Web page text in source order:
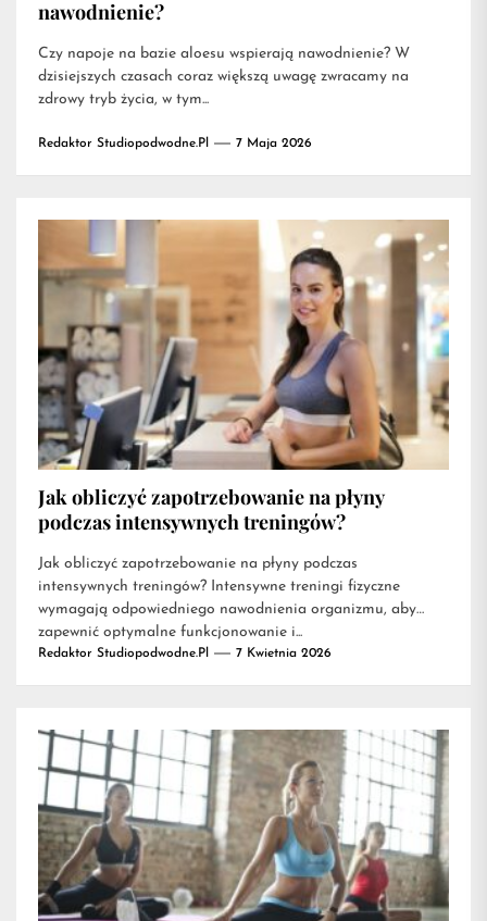
nawodnienie?
Czy napoje na bazie aloesu wspierają nawodnienie? W
dzisiejszych czasach coraz większą uwagę zwracamy na
zdrowy tryb życia, w tym...
Redaktor Studiopodwodne.pl 7 Maja 2026
Jak obliczyć zapotrzebowanie na płyny
podczas intensywnych treningów?
Jak obliczyć zapotrzebowanie na płyny podczas
intensywnych treningów? Intensywne treningi fizyczne
wymagają odpowiedniego nawodnienia organizmu, aby
zapewnić optymalne funkcjonowanie i...
Redaktor Studiopodwodne.pl 7 Kwietnia 2026